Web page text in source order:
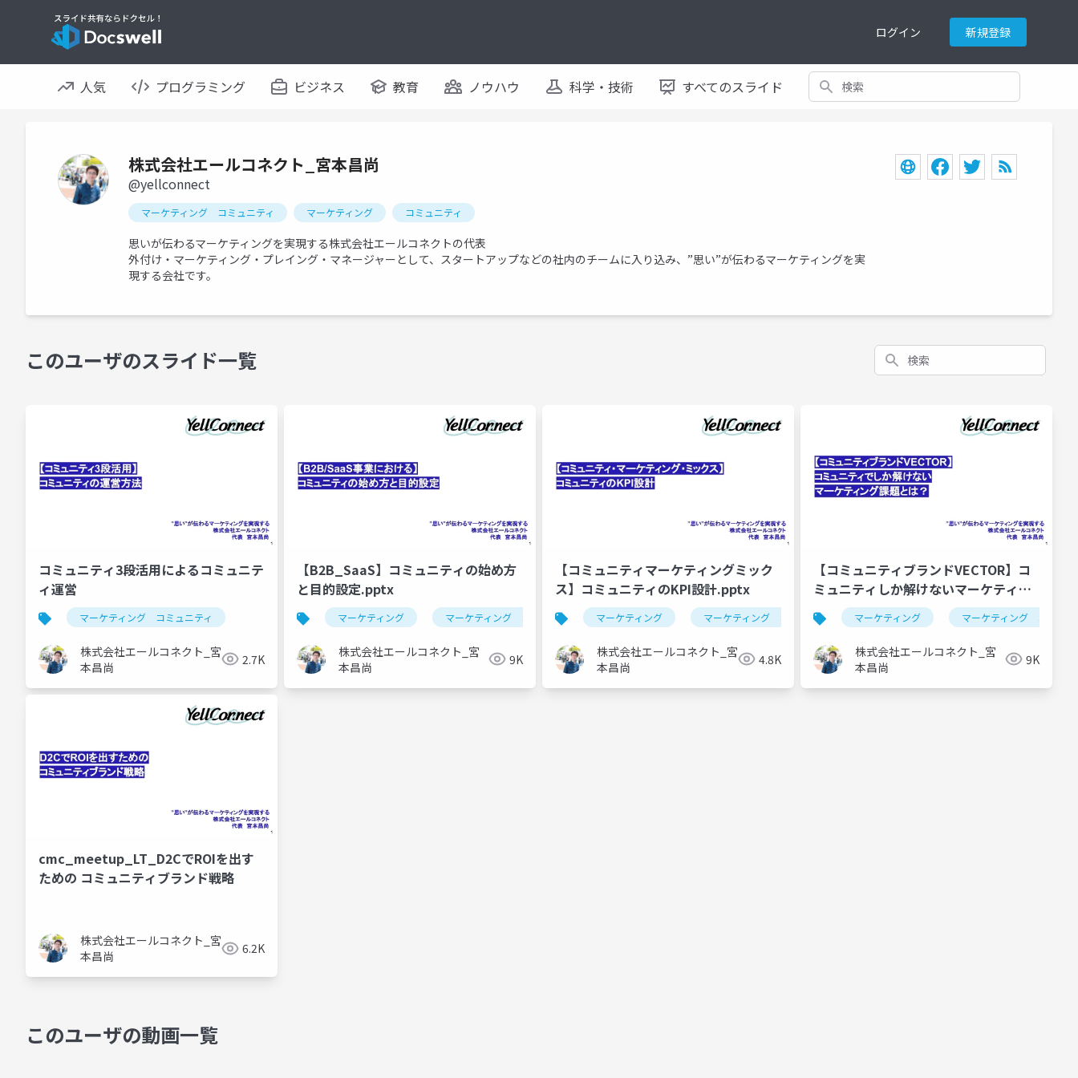
ログイン 新規登録
人気 プログラミング ビジネス 教育 ノウハウ 科学・技術 すべてのスライド 検索
株式会社エールコネクト_宮本昌尚
@yellconnect
マーケティング コミュニティ マーケティング コミュニティ
思いが伝わるマーケティングを実現する株式会社エールコネクトの代表
外付け・マーケティング・プレイング・マネージャーとして、スタートアップなどの社内のチームに入り込み、”思い”が伝わるマーケティングを実
現する会社です。
このユーザのスライド一覧 検索
コミュニティ3段活用によるコミュニテ
ィ運営
マーケティング コミュニティ
株式会社エールコネクト_宮
本昌尚
2.7K
【B2B_SaaS】コミュニティの始め方
と目的設定.pptx
マーケティング マーケティング コミュニティ コミュニティ
株式会社エールコネクト_宮
本昌尚
9K
【コミュニティマーケティングミック
ス】コミュニティのKPI設計.pptx
マーケティング マーケティング コミュニティ コミュニティ
株式会社エールコネクト_宮
本昌尚
4.8K
【コミュニティブランドVECTOR】コ
ミュニティしか解けないマーケティン
グ課題とは？.pptx
マーケティング マーケティング コミュニ
株式会社エールコネクト_宮
本昌尚
9K
cmc_meetup_LT_D2CでROIを出す
ための コミュニティブランド戦略
株式会社エールコネクト_宮
本昌尚
6.2K
このユーザの動画一覧